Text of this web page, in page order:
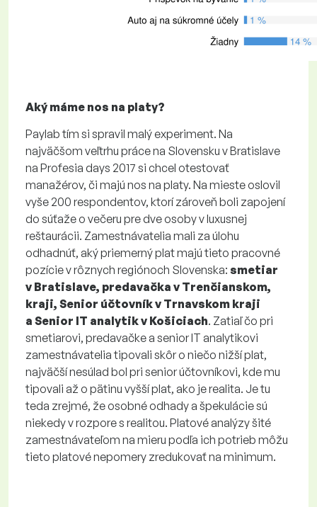
Aký máme nos na platy?
Paylab tím si spravil malý experiment. Na
najväčšom veľtrhu práce na Slovensku v Bratislave
na Profesia days 2017 si chcel otestovať
manažérov, či majú nos na platy. Na mieste oslovil
vyše 200 respondentov, ktorí zároveň boli zapojení
do súťaže o večeru pre dve osoby v luxusnej
reštaurácii. Zamestnávatelia mali za úlohu
odhadnúť, aký priemerný plat majú tieto pracovné
pozície v rôznych regiónoch Slovenska: smetiar
v Bratislave, predavačka v Trenčianskom,
kraji, Senior účtovník v Trnavskom kraji
a Senior IT analytik v Košiciach. Zatiaľ čo pri
smetiarovi, predavačke a senior IT analytikovi
zamestnávatelia tipovali skôr o niečo nižší plat,
najväčší nesúlad bol pri senior účtovníkovi, kde mu
tipovali až o pätinu vyšší plat, ako je realita. Je tu
teda zrejmé, že osobné odhady a špekulácie sú
niekedy v rozpore s realitou. Platové analýzy šité
zamestnávateľom na mieru podľa ich potrieb môžu
tieto platové nepomery zredukovať na minimum.